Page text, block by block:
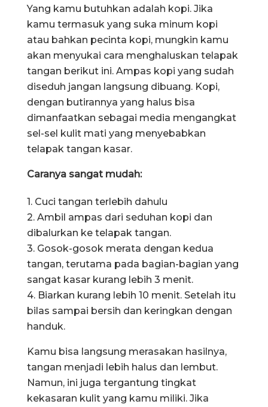
Yang kamu butuhkan adalah kopi. Jika
kamu termasuk yang suka minum kopi
atau bahkan pecinta kopi, mungkin kamu
akan menyukai cara menghaluskan telapak
tangan berikut ini. Ampas kopi yang sudah
diseduh jangan langsung dibuang. Kopi,
dengan butirannya yang halus bisa
dimanfaatkan sebagai media mengangkat
sel-sel kulit mati yang menyebabkan
telapak tangan kasar.
Caranya sangat mudah:
1. Cuci tangan terlebih dahulu
2. Ambil ampas dari seduhan kopi dan
dibalurkan ke telapak tangan.
3. Gosok-gosok merata dengan kedua
tangan, terutama pada bagian-bagian yang
sangat kasar kurang lebih 3 menit.
4. Biarkan kurang lebih 10 menit. Setelah itu
bilas sampai bersih dan keringkan dengan
handuk.
Kamu bisa langsung merasakan hasilnya,
tangan menjadi lebih halus dan lembut.
Namun, ini juga tergantung tingkat
kekasaran kulit yang kamu miliki. Jika